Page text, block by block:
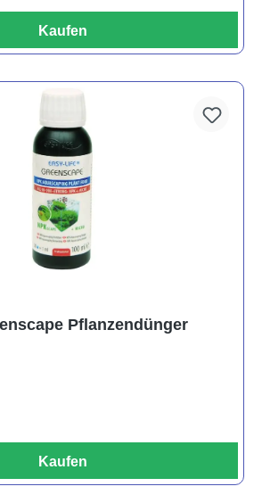
Kaufen
Pflanzendünger
Kaufen